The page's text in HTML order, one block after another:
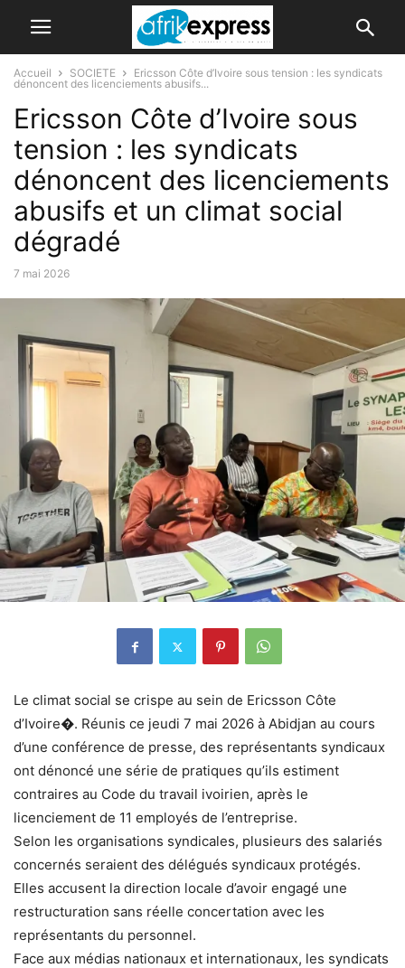
Accueil SOCIETE
Ericsson Côte d’Ivoire sous tension : les syndicats
dénoncent des licenciements abusifs...
Ericsson Côte d’Ivoire sous
tension : les syndicats
dénoncent des licenciements
abusifs et un climat social
dégradé
7 mai 2026
Le climat social se crispe au sein de Ericsson Côte
d’Ivoire⁠�. Réunis ce jeudi 7 mai 2026 à Abidjan au cours
d’une conférence de presse, des représentants syndicaux
ont dénoncé une série de pratiques qu’ils estiment
contraires au Code du travail ivoirien, après le
licenciement de 11 employés de l’entreprise.
Selon les organisations syndicales, plusieurs des salariés
concernés seraient des délégués syndicaux protégés.
Elles accusent la direction locale d’avoir engagé une
restructuration sans réelle concertation avec les
représentants du personnel.
Face aux médias nationaux et internationaux, les syndicats